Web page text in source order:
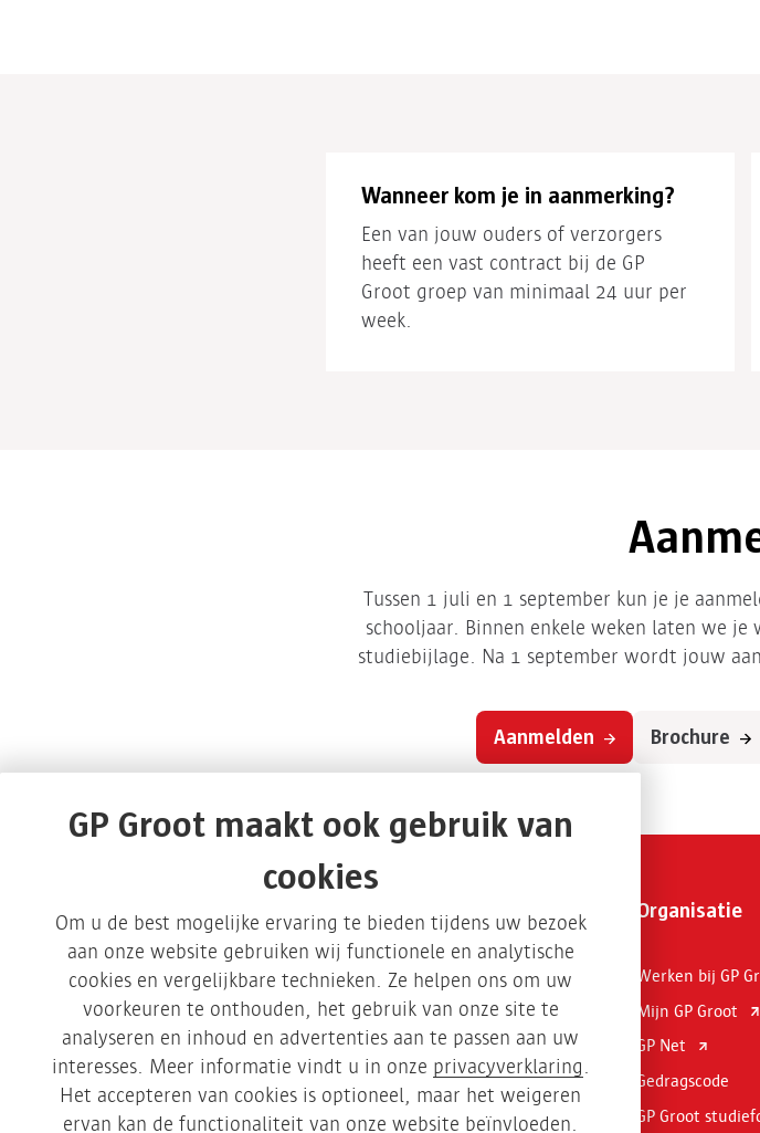
Wanneer kom je in aanmerking?
Een van jouw ouders of verzorgers
heeft een vast contract bij de GP
Groot groep van minimaal 24 uur per
week.
Tussen 1 juli en 1 september kun je je
schooljaar. Binnen enkele weken laten we
studiebijlage. Na 1 september wordt jouw
Aanmelden Brochure
GP Groot
Over GP Groot
Verduurzamen
MVO
Certificaten
Websites
GP Groot
GP Groot inzameling
GP Groot recycling
GP Groot energie
GP Groot advies en
Organisatie
Werken bij GP
Mijn GP Groot
GP Net
Gedragscode
GP Groot
GP Groot maakt ook gebruik van
cookies
Om u de best mogelijke ervaring te bieden tijdens uw bezoek
aan onze website gebruiken wij functionele en analytische
cookies en vergelijkbare technieken. Ze helpen ons om uw
voorkeuren te onthouden, het gebruik van onze site te
analyseren en inhoud en advertenties aan te passen aan uw
interesses. Meer informatie vindt u in onze privacyverklaring .
Het accepteren van cookies is optioneel, maar het weigeren
ervan kan de functionaliteit van onze website beïnvloeden.